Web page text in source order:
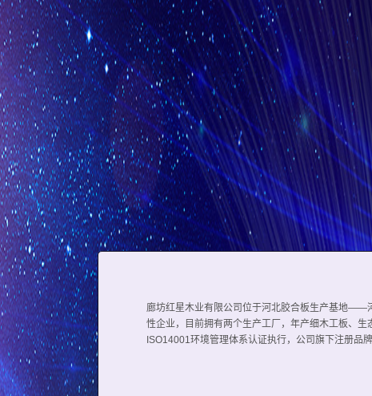
廊坊红星木业有限公司位于河北胶合板生产基地——
性企业，目前拥有两个生产工厂，年产细木工板、
ISO14001环境管理体系认证执行，公司旗下注册品牌